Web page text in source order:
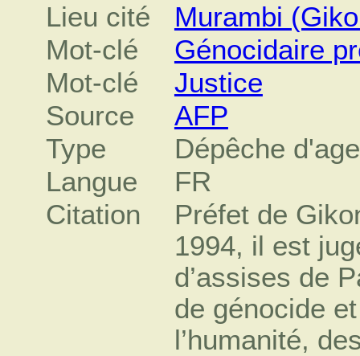
Lieu cité
Murambi
Mot-clé
Génocidaire
Mot-clé
Justice
Source
AFP
Type
Dépêche
Langue
FR
Citation
Préfet de
1994, il est
d’assises de
de génocide
l’humanité,